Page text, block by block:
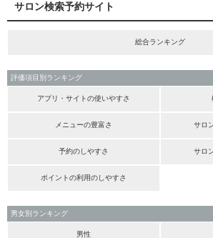
サロン検索予約サイト
総合ランキング
評価項目別ランキング
アプリ・サイトの使いやすさ
メニューの豊富さ サロ
予約のしやすさ サロ
ポイントの利用のしやすさ
男女別ランキング
男性